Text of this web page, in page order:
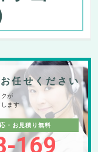
任せください
が
ます
・お見積り無料
169